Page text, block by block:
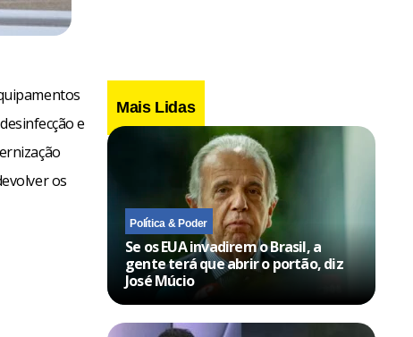
e
os
Mais Lidas
Política & Poder
Se os EUA invadirem o Brasil, a
gente terá que abrir o portão, diz
José Múcio